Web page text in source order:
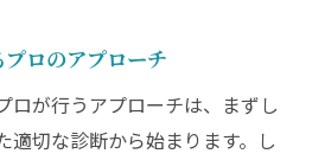
を引き出す専門店の秘密
のプロによるカスタマイズ
ロのアプローチ
ロが行うアプローチは、まずし
適切な診断から始まります。し